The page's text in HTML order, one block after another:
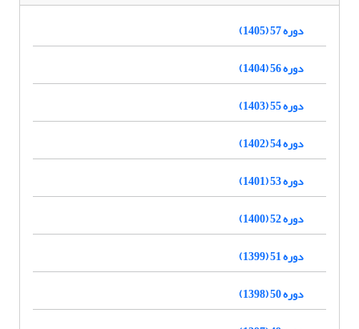
دوره 57 (1405)
دوره 56 (1404)
دوره 55 (1403)
دوره 54 (1402)
دوره 53 (1401)
دوره 52 (1400)
دوره 51 (1399)
دوره 50 (1398)